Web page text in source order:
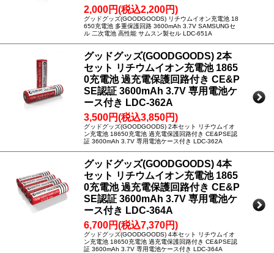
2,000円(税込2,200円)
グッドグッズ(GOODGOODS) リチウムイオン充電池 18
650充電池 多重保護回路 3600mAh 3.7V SAMSUNGセ
ル 二次電池 高性能 サムスン製セル LDC-651A
グッドグッズ(GOODGOODS) 2本
セット リチウムイオン充電池 1865
0充電池 過充電保護回路付き CE&P
SE認証 3600mAh 3.7V 専用電池ケ
ース付き LDC-362A
3,500円(税込3,850円)
グッドグッズ(GOODGOODS) 2本セット リチウムイオ
ン充電池 18650充電池 過充電保護回路付き CE&PSE認
証 3600mAh 3.7V 専用電池ケース付き LDC-362A
グッドグッズ(GOODGOODS) 4本
セット リチウムイオン充電池 1865
0充電池 過充電保護回路付き CE&P
SE認証 3600mAh 3.7V 専用電池ケ
ース付き LDC-364A
6,700円(税込7,370円)
グッドグッズ(GOODGOODS) 4本セット リチウムイオ
ン充電池 18650充電池 過充電保護回路付き CE&PSE認
証 3600mAh 3.7V 専用電池ケース付き LDC-364A